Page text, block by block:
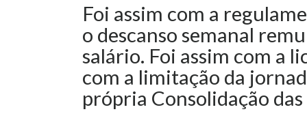
Foi assim com a
o descanso semanal
salário. Foi assim com a
com a limitação da
própria Consolidação